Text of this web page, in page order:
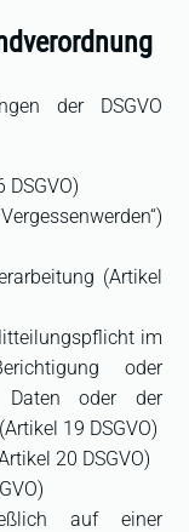
der DSGVO
(Artikel
im
oder
Daten oder der
19 DSGVO)
20 DSGVO)
auf einer